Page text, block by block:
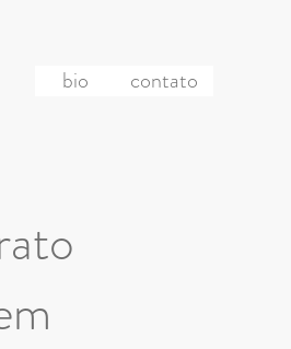
bio contato